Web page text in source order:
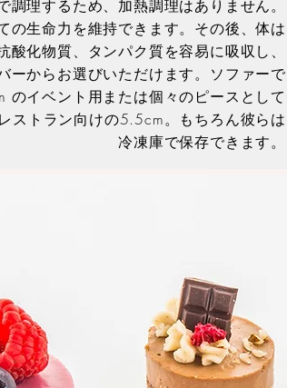
理するため、加熱調理はありません。
の生命力を維持できます。その後、体は
化物質、タンパク質を容易に吸収し、
ーからお選びいただけます。ソファーで
のイベント用または個々のピースとして
ストラン向けの5.5cm。もちろん彼らは
冷凍庫で保存できます。